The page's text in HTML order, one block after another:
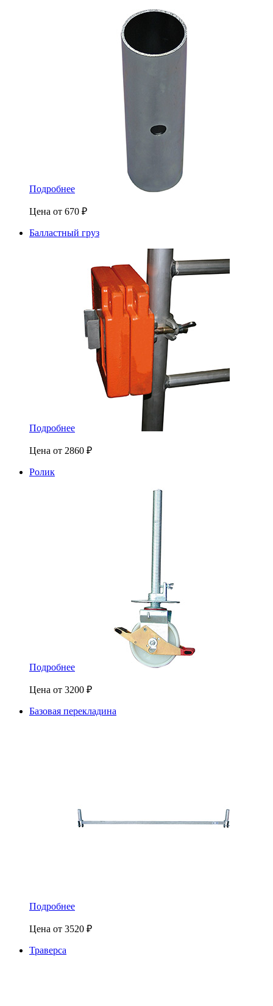
Подробнее
Цена от 670 ₽
Балластный груз
Подробнее
Цена от 2860 ₽
Ролик
Подробнее
Цена от 3200 ₽
Базовая перекладина
Подробнее
Цена от 3520 ₽
Траверса